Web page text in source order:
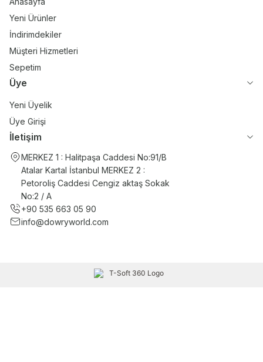
Yeni Ürünler
İndirimdekiler
Müşteri Hizmetleri
Sepetim
Üye
Yeni Üyelik
Üye Girişi
İletişim
MERKEZ 1 : Halitpaşa Caddesi No:91/B
Atalar Kartal İstanbul MERKEZ 2 :
Petoroliş Caddesi Cengiz aktaş Sokak
No:2 / A
+90 535 663 05 90
info@dowryworld.com